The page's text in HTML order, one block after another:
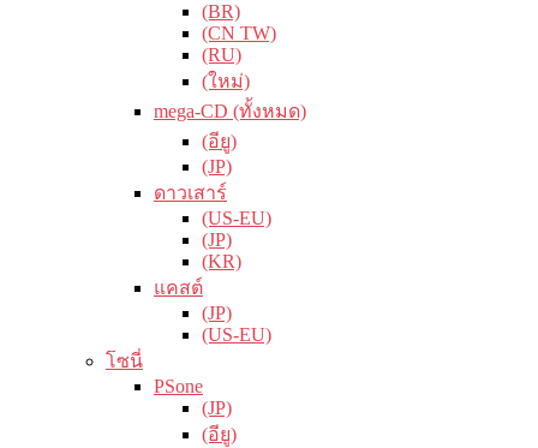
(BR)
(CN TW)
(RU)
(ใหม่)
mega-CD (ทั้งหมด)
(อียู)
(JP)
ดาวเสาร์
(US-EU)
(JP)
(KR)
แคสต์
(JP)
(US-EU)
โซนี่
PSone
(JP)
(อียู)